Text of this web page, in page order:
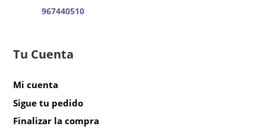
967440510
Tu Cuenta
Mi cuenta
Sigue tu pedido
Finalizar la compra